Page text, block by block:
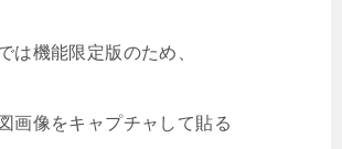
は機能限定版のため、
画像をキャプチャして貼る